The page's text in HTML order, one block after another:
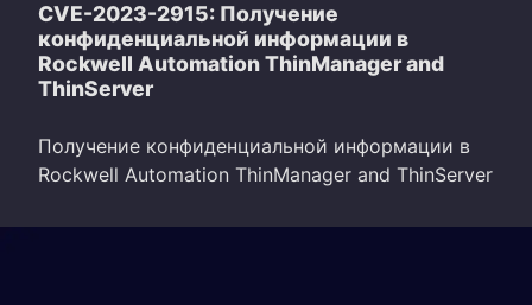
CVE-2023-2915: Получение
конфиденциальной информации в
Rockwell Automation ThinManager and
ThinServer
Получение конфиденциальной информации в
Rockwell Automation ThinManager and ThinServer